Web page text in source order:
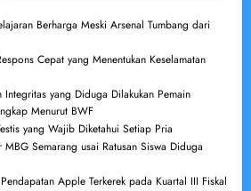
Berharga Meski Arsenal Tumbang dari
Cepat yang Menentukan Keselamatan
yang Diduga Dilakukan Pemain
Menurut BWF
yang Wajib Diketahui Setiap Pria
MBG Semarang usai Ratusan Siswa Diduga
Apple Terkerek pada Kuartal III Fiskal